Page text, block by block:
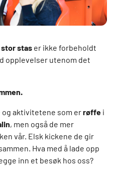
stor stas er ikke forbeholdt
opplevelser utenom det
og aktivitetene som errøffe i
, men også de mer
vår. Elsk kickene de gir
Hva med å lade opp
inn et besøk hos oss?